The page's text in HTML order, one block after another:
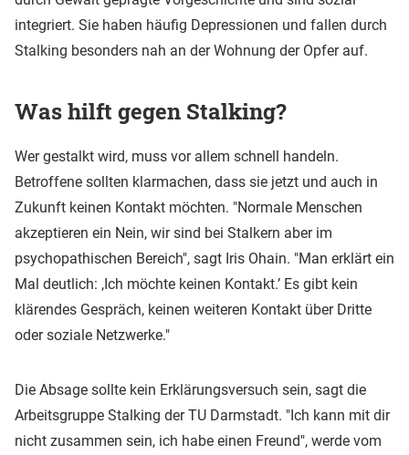
integriert. Sie haben häufig Depressionen und fallen durch
Stalking besonders nah an der Wohnung der Opfer auf.
Was hilft gegen Stalking?
Wer gestalkt wird, muss vor allem schnell handeln.
Betroffene sollten klarmachen, dass sie jetzt und auch in
Zukunft keinen Kontakt möchten. "Normale Menschen
akzeptieren ein Nein, wir sind bei Stalkern aber im
psychopathischen Bereich", sagt Iris Ohain. "Man erklärt ein
Mal deutlich: ,Ich möchte keinen Kontakt.’ Es gibt kein
klärendes Gespräch, keinen weiteren Kontakt über Dritte
oder soziale Netzwerke."
Die Absage sollte kein Erklärungsversuch sein, sagt die
Arbeitsgruppe Stalking der TU Darmstadt. "Ich kann mit dir
nicht zusammen sein, ich habe einen Freund", werde vom